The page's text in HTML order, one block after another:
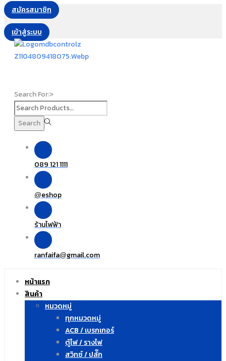
สมัครสมาชิก
เข้าสู่ระบบ
Search For:>
Search
089 121 1111
@eshop
ร้านไฟฟ้า
ranfaifa@gmail.com
หน้าแรก
สินค้า
หมวดหมู่
ทุกหมวดหมู่
ACB / เบรกเกอร์
ตู้ไฟ / รางไฟ
สวิทซ์ / ปลั๊ก